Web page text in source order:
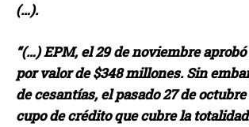
(…).
“(…) EPM, el 29 de noviembre
por valor de $348 millones. Sin
de cesantías, el pasado 27 de
cupo de crédito que cubre la